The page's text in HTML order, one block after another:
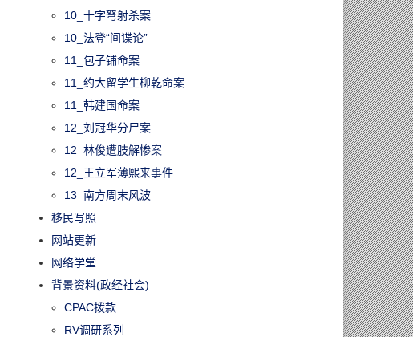
10_十字弩射杀案
10_法登“间谍论”
11_包子铺命案
11_约大留学生柳乾命案
11_韩建国命案
12_刘冠华分尸案
12_林俊遭肢解惨案
12_王立军薄熙来事件
13_南方周末风波
移民写照
网站更新
网络学堂
背景资料(政经社会)
CPAC拨款
RV调研系列